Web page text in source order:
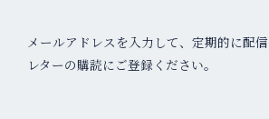
メールアドレスを入力して、定期的に配
レターの購読にご登録ください。